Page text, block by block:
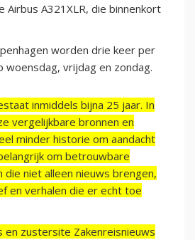
Airbus A321XLR, die binnenkort
worden drie keer per
vrijdag en zondag.
inmiddels bijna 25 jaar. In
vergelijkbare bronnen en
minder historie om aandacht
om betrouwbare
niet alleen nieuws brengen,
en verhalen die er echt toe
en zustersite Zakenreisnieuws